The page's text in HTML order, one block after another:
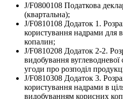
J/F0800108 Податкова
(квартальна);
J/F0810108 Додаток 1.
користування надрами для
копалин;
J/F0810208 Додаток 2-2.
видобування
угоди про розподіл
J/F0810308 Додаток 3.
користування надрами в
видобуванням корисних